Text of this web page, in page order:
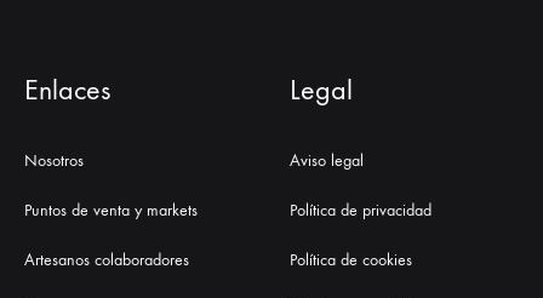
Enlaces
Nosotros
Puntos de venta y markets
Artesanos colaboradores
Legal
Aviso legal
Política de privacidad
Política de cookies